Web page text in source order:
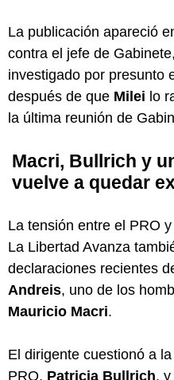
La publicación apareció
contra el jefe de Gabinete,
investigado por presunto
después de que Milei lo
la última reunión de
Macri, Bullrich y
vuelve a quedar
La tensión entre el PRO
La Libertad Avanza
declaraciones recientes
Andreis, uno de los
Mauricio Macri.
El dirigente cuestionó a
PRO, Patricia Bullrich,